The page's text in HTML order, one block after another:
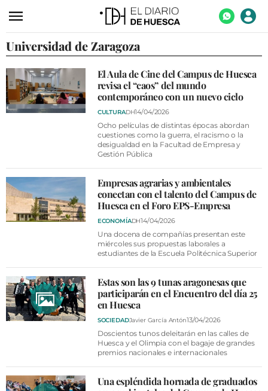
ACTUALIDAD
ECONOMÍA
TECNOLOGÍA
TURISMO
CULTURA
SOCIEDAD
OPINIÓN
VÍDEOS
CONTACTAR
FIESTAS EN EL ALTO ARAGÓN
FIESTAS DE SAN LORENZO
CARTELERA
Universidad de Zaragoza
El Aula de Cine del Campus de Huesca
revisa el “caos” del mundo
contemporáneo con un nuevo ciclo
CULTURADH14/04/2026
Ocho películas de distintas épocas abordan
cuestiones como la guerra, el racismo o la
desigualdad en la Facultad de Empresa y
Gestión Pública
Empresas agrarias y ambientales
conectan con el talento del Campus de
Huesca en el Foro EPS-Empresa
ECONOMÍADH14/04/2026
Una docena de compañías presentan este
miércoles sus propuestas laborales a
estudiantes de la Escuela Politécnica Superior
Estas son las 9 tunas aragonesas que
participarán en el Encuentro del día 25
en Huesca
SOCIEDADJavier García Antón13/04/2026
Doscientos tunos deleitarán en las calles de
Huesca y el Olimpia con el bagaje de grandes
premios nacionales e internacionales
Una espléndida hornada de graduados